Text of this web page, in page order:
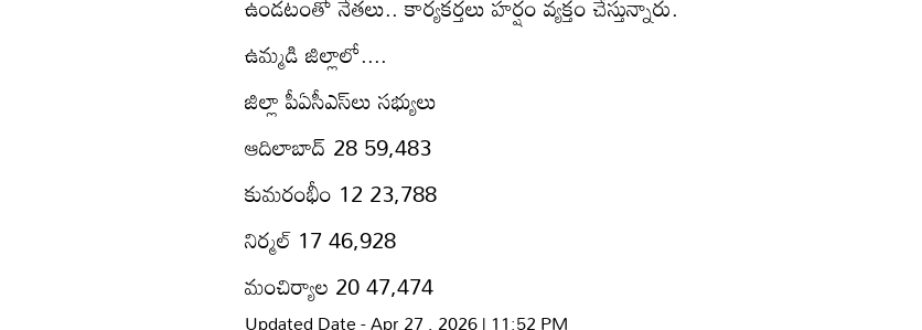
ఉమ్మడి జిల్లాలో....
జిల్లా పీఏసీఎస్‌లు సభ్యులు
ఆదిలాబాద్‌ 28 59,483
కుమరంభీం 12 23,788
నిర్మల్‌ 17 46,928
మంచిర్యాల 20 47,474